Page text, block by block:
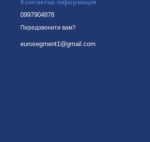
Контактна інформація
0997904878
Передзвонити вам?
eurosegment1@gmail.com